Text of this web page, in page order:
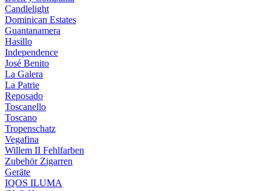
Candlelight
Dominican Estates
Guantanamera
Hasillo
Independence
José Benito
La Galera
La Patrie
Reposado
Toscanello
Toscano
Tropenschatz
Vegafina
Willem II Fehlfarben
Zubehör Zigarren
Geräte
IQOS ILUMA